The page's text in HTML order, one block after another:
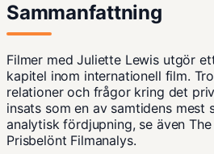
Sammanfattning
Filmer med Juliette Lewis utgör
kapitel inom internationell film.
relationer och frågor kring det
insats som en av samtidens mest
analytisk fördjupning, se även
Prisbelönt Filmanalys.